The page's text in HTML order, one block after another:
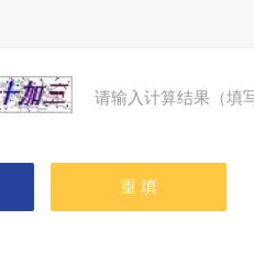
请输入计算结果（填